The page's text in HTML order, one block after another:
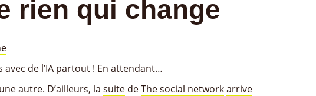
rien qui change
avec de l’IA partout ! En attendant…
autre. D’ailleurs, la suite deThe social networkarrive